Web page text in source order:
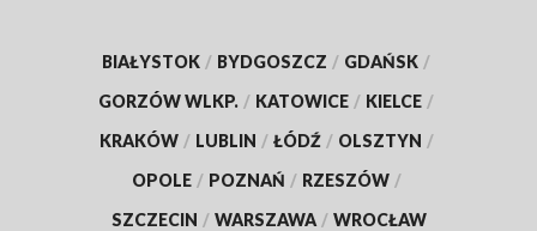
BIAŁYSTOK / BYDGOSZCZ / GDAŃSK /
GORZÓW WLKP. / KATOWICE / KIELCE /
KRAKÓW / LUBLIN / ŁÓDŹ / OLSZTYN /
OPOLE / POZNAŃ / RZESZÓW /
SZCZECIN / WARSZAWA / WROCŁAW